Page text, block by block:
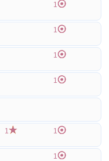
1
1
1
1
1 1
1